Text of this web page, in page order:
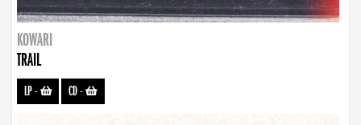
KOWARI
TRAIL
LP- CD-